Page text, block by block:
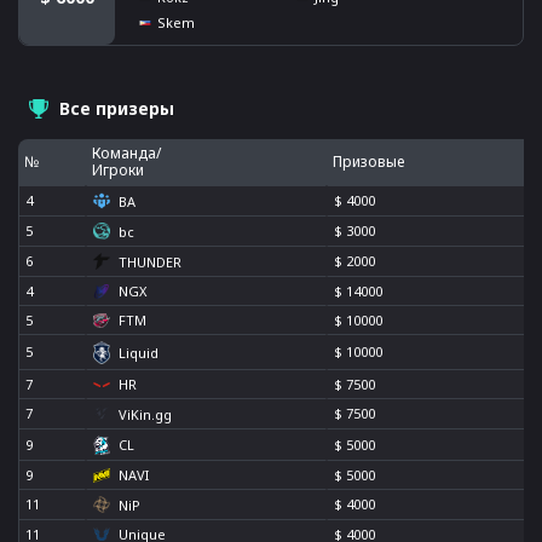
Skem
Все призеры
№
Команда/
Игроки
Призовые
4 BA
$ 4000
5
bc
$ 3000
6
THUNDER
$ 2000
4
NGX
$ 14000
5
FTM
$ 10000
5
Liquid
$ 10000
7
HR
$ 7500
7
ViKin.gg
$ 7500
9
CL
$ 5000
9
NAVI
$ 5000
11
NiP
$ 4000
11
Unique $ 4000